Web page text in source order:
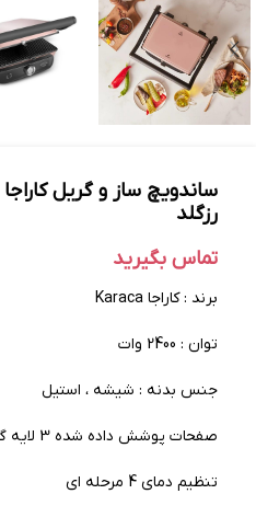
رزگلد
تماس بگیرید
برند : کاراجا Karaca
توان : 2400 وات
جنس بدنه : شیشه ، استیل
صفحات پوشش داده شده 3 لایه گرانیتی
تنظیم دمای 4 مرحله ای